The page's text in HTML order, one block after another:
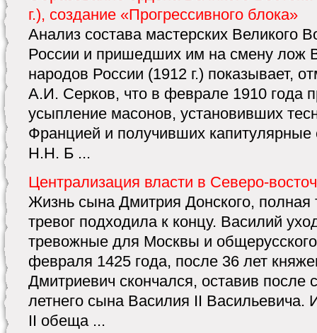
г.), создание «Прогрессивного блока»
Анализ состава мастерских Великого
России и пришедших им на смену лож
народов России (1912 г.) показывает,
А.И. Серков, что в феврале 1910 года
усыпление масонов, установивших
Францией и получивших
Н.Н. Б ...
Централизация власти в Северо-
Жизнь сына Дмитрия Донского, полная
тревог подходила к концу. Василий
тревожные для Москвы и
февраля 1425 года, после 36 лет
Дмитриевич скончался, оставив после
летнего сына Василия II Васильевича.
II обеща ...